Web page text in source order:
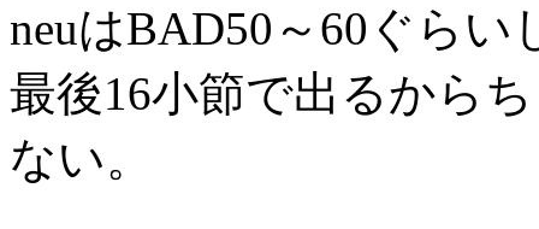
neuはBAD50～60ぐら
最後16小節で出るから
ない。